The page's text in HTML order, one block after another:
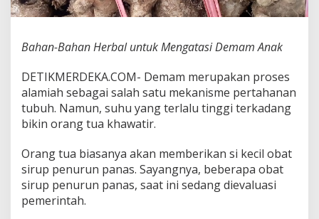
u
k
e
g
a
t
a
s
D
e
m
a
Bahan-Bahan Herbal untuk Mengatasi Demam Anak
DETIKMERDEKA.COM- Demam merupakan proses
alamiah sebagai salah satu mekanisme pertahanan
tubuh. Namun, suhu yang terlalu tinggi terkadang
bikin orang tua khawatir.
Orang tua biasanya akan memberikan si kecil obat
sirup penurun panas. Sayangnya, beberapa obat
sirup penurun panas, saat ini sedang dievaluasi
pemerintah.